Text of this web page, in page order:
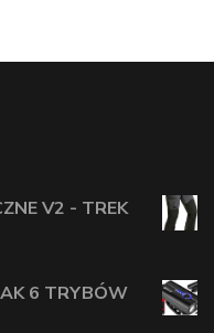
V2 - TREK
6 TRYBÓW